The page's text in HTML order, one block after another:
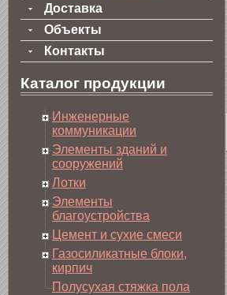
Доставка
Объекты
Контакты
Каталог продукции
Инженерные
коммуникации
Элементы зданий и
сооружений
Лотки
Элементы
благоустройства
Цемент и сухие смеси
Газосиликатные блоки,
кирпич
Полусухая стяжка пола